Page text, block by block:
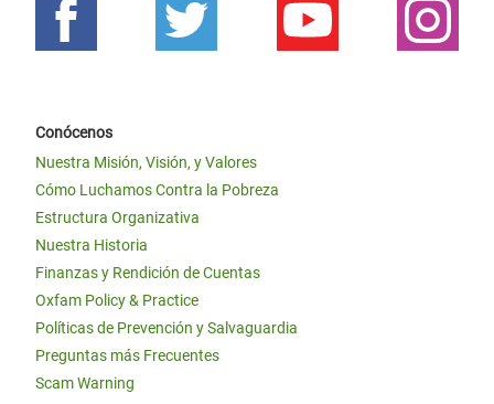
Conócenos
Nuestra Misión, Visión, y Valores
Cómo Luchamos Contra la Pobreza
Estructura Organizativa
Nuestra Historia
Finanzas y Rendición de Cuentas
Oxfam Policy & Practice
Políticas de Prevención y Salvaguardia
Preguntas más Frecuentes
Scam Warning